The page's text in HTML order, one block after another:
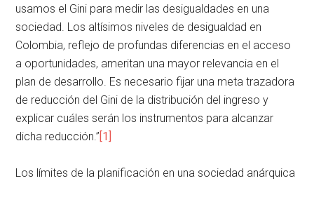
usamos el Gini para medir las desigualdades en una
sociedad. Los altísimos niveles de desigualdad en
Colombia, reflejo de profundas diferencias en el acceso
a oportunidades, ameritan una mayor relevancia en el
plan de desarrollo. Es necesario fijar una meta trazadora
de reducción del Gini de la distribución del ingreso y
explicar cuáles serán los instrumentos para alcanzar
dicha reducción.” [1]
Los límites de la planificación en una sociedad anárquica